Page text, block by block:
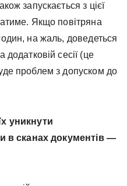
запускається з цієї
Якщо повітряна
на жаль, доведеться
сесії (це
проблем з допуском до
уникнути
в сканах документів —